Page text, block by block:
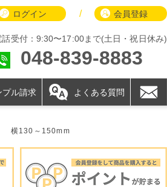
ログイン / 会員登録
話受付：9:30〜17:00まで(土日・祝日休み)
048-839-8883
プル請求 よくある質問
横130～150mm